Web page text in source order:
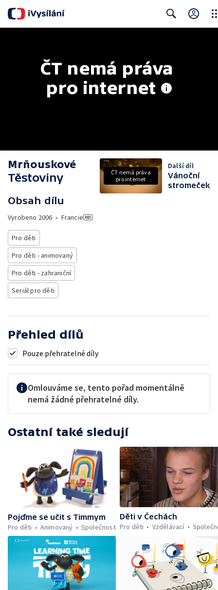
ČT nemá práva
pro internet
Mrňouskové
Těstoviny
Obsah dílu
Vyrobeno 2006 • Francie
Pro děti
Pro děti - animovaný
Pro děti - zahraniční
Seriál pro děti
ČT nemá práva
pro internet
Další díl
Vánoční
stromeček
Přehled dílů
Pouze přehratelné díly
Omlouváme se, tento pořad momentálně
nemá žádné přehratelné díly.
Ostatní také sledují
Pojďme se učit s Timmym
Pro děti
Animovaný Společnost
Děti v Čechách
Pro děti
Vzdělávací